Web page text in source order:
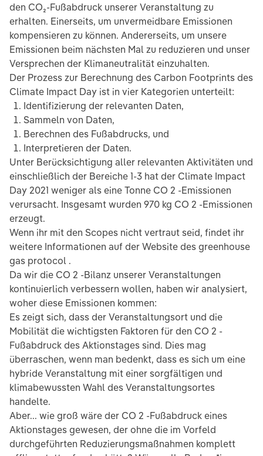
den CO₂-Fußabdruck unserer Veranstaltung zu
erhalten. Einerseits, um unvermeidbare Emissionen
kompensieren zu können. Andererseits, um unsere
Emissionen beim nächsten Mal zu reduzieren und unser
Versprechen der Klimaneutralität einzuhalten.
Der Prozess zur Berechnung des Carbon Footprints des
Climate Impact Day ist in vier Kategorien unterteilt:
Identifizierung der relevanten Daten,
Sammeln von Daten,
Berechnen des Fußabdrucks, und
Interpretieren der Daten.
Unter Berücksichtigung aller relevanten Aktivitäten und
einschließlich der Bereiche 1-3 hat der Climate Impact
Day 2021 weniger als eine Tonne CO 2 -Emissionen
verursacht. Insgesamt wurden 970 kg CO 2 -Emissionen
erzeugt.
Wenn ihr mit den Scopes nicht vertraut seid, findet ihr
weitere Informationen auf der Website des greenhouse
gas protocol .
Da wir die CO 2 -Bilanz unserer Veranstaltungen
kontinuierlich verbessern wollen, haben wir analysiert,
woher diese Emissionen kommen:
Es zeigt sich, dass der Veranstaltungsort und die
Mobilität die wichtigsten Faktoren für den CO 2 -
Fußabdruck des Aktionstages sind. Dies mag
überraschen, wenn man bedenkt, dass es sich um eine
hybride Veranstaltung mit einer sorgfältigen und
klimabewussten Wahl des Veranstaltungsortes
handelte.
Aber... wie groß wäre der CO 2 -Fußabdruck eines
Aktionstages gewesen, der ohne die im Vorfeld
durchgeführten Reduzierungsmaßnahmen komplett